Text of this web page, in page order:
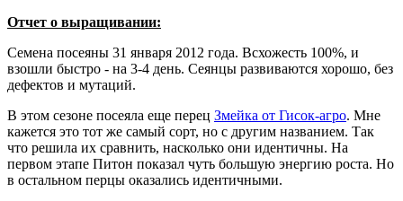
Отчет о выращивании:
Семена посеяны 31 января 2012 года. Всхожесть 100%, и
взошли быстро - на 3-4 день. Сеянцы развиваются хорошо, без
дефектов и мутаций.
В этом сезоне посеяла еще перец Змейка от Гисок-агро. Мне
кажется это тот же самый сорт, но с другим названием. Так
что решила их сравнить, насколько они идентичны. На
первом этапе Питон показал чуть большую энергию роста. Но
в остальном перцы оказались идентичными.